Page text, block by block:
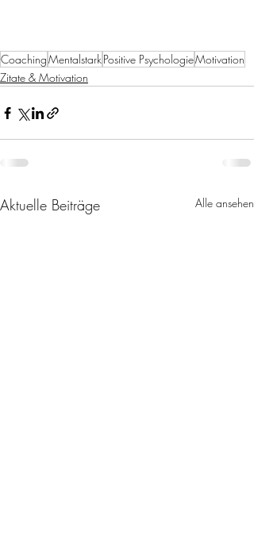
CoachingMentalstarkPositive PsychologieMotivation
Zitate & Motivation
Aktuelle Beiträge Alle ansehen